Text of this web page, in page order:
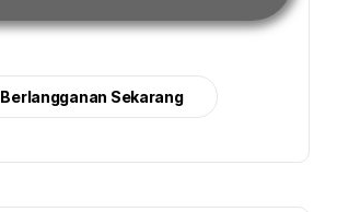
Berlangganan Sekarang